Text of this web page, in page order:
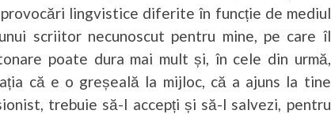
lingvistice diferite în funcție de mediul
scriitor necunoscut pentru mine, pe care îl
poate dura mai mult și, în cele din urmă,
că e o greșeală la mijloc, că a ajuns la tine
trebuie să-l accepți și să-l salvezi, pentru